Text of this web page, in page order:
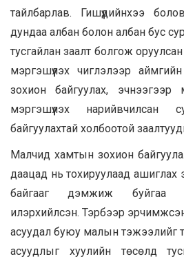
тайлбарлав. Гишүүдийнхээ
дундаа албан болон албан бус
тусгайлан заалт болгож
мэргэшүүлэх чиглэлээр
зохион байгуулах, эчнээгээр
мэргэшүүлэх нарийвчилсан
байгуулахтай холбоотой
Малчид хамтын зохион
даацад нь тохируулаад ашиглах
байгааг дэмжиж буйгаа
илэрхийлсэн. Тэрбээр
асуудал буюу малын тэжээлийг
асуудлыг хуулийн төсөлд